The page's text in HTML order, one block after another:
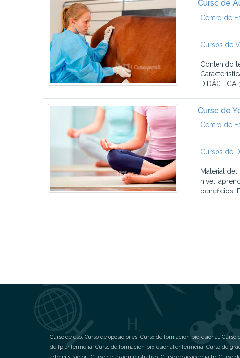
Curso de
Centro de
Cursos de
Contenido
DIDÁCTICA
Curso de
Centro de
Cursos de
Material
nivel,
beneficios.
Curso de eso, Curso de oposiciones, Curso de formación profesional, Curso
de fp enfermeria, Curso de formación profesional enfermeria, Curso de